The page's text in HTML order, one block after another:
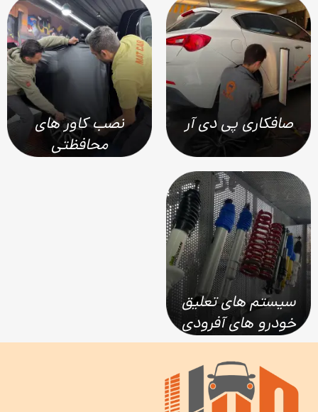
صافکاری پی دی آر
نصب کاور های
محافظتی
سیستم های تعلیق
خودرو های آفرودی